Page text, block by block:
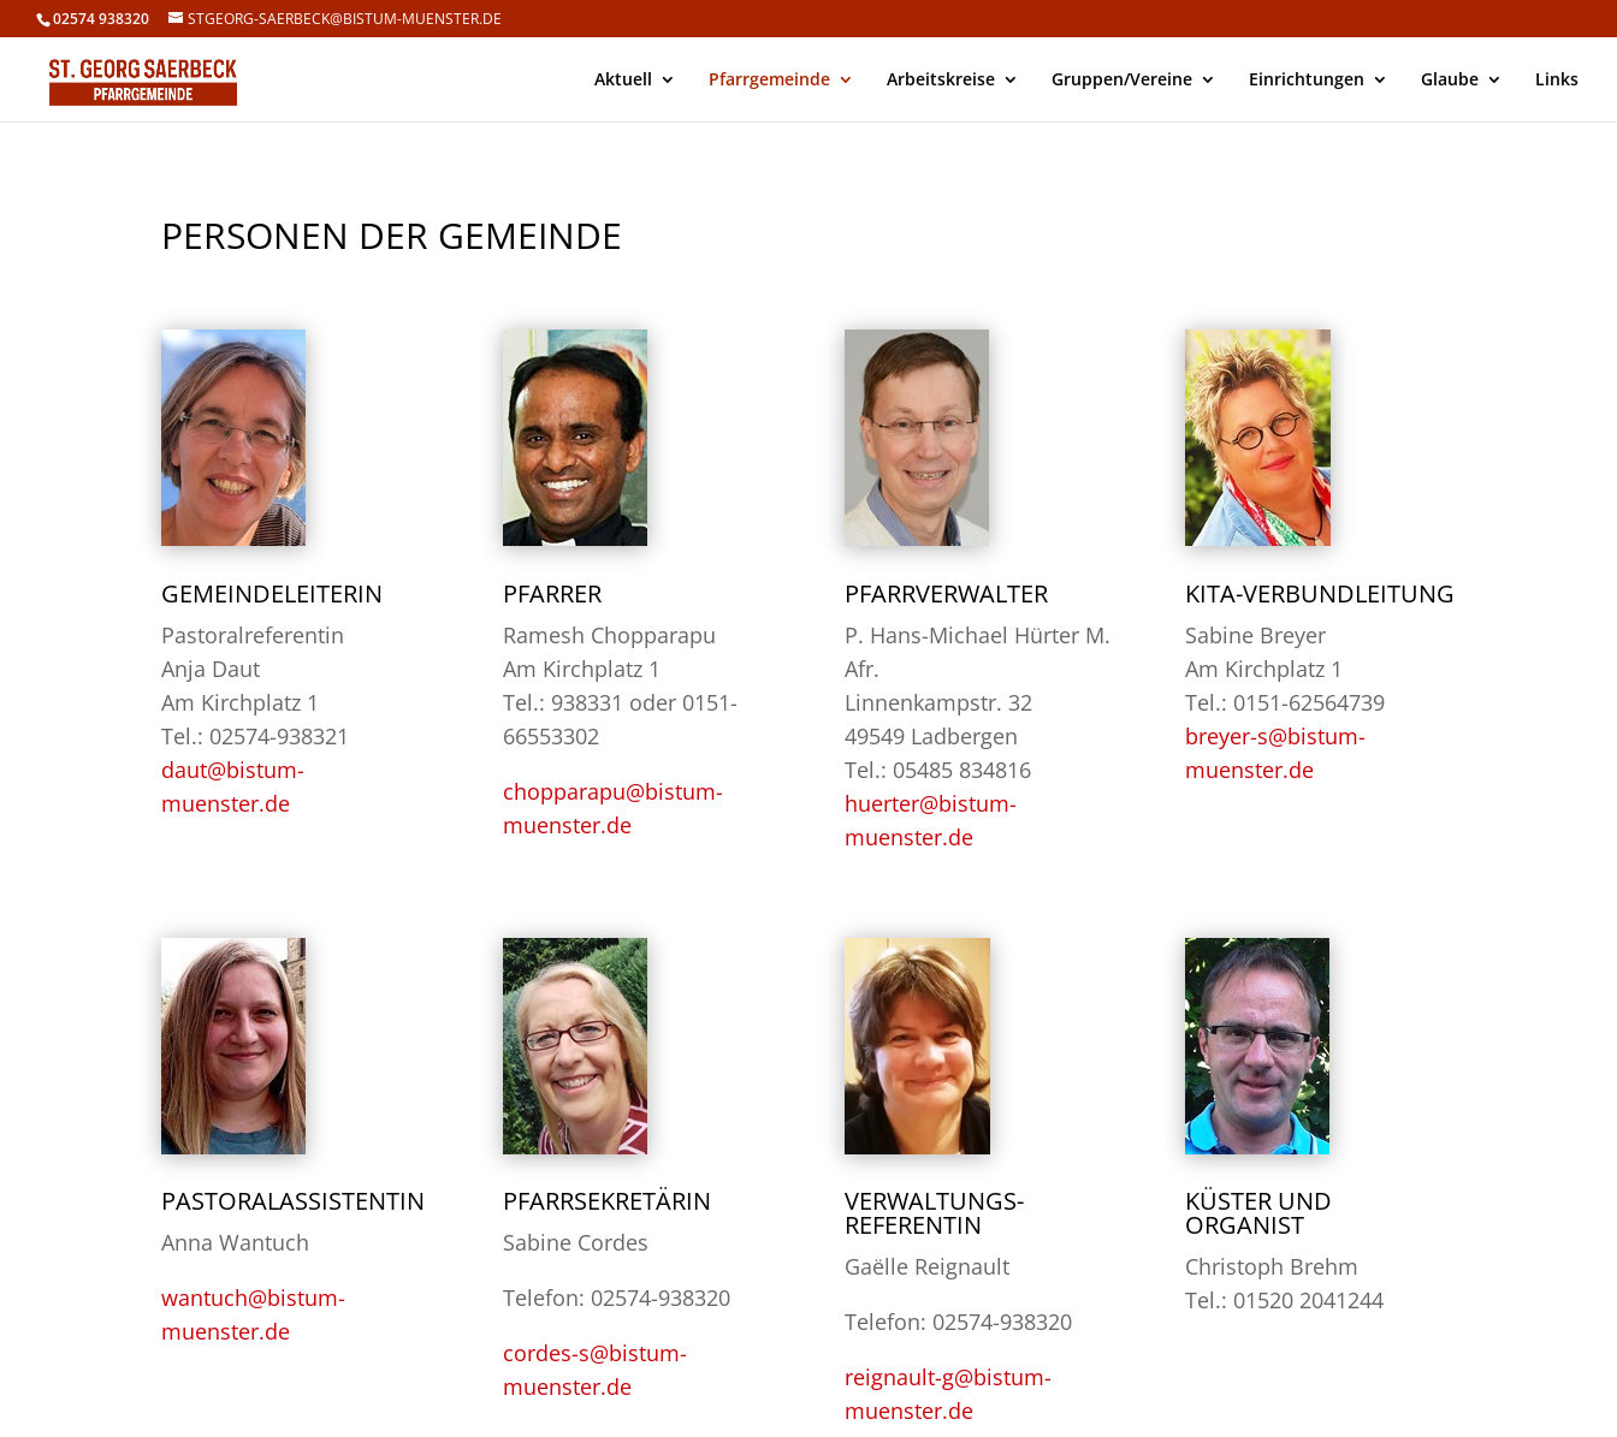
02574 938320 STGEORG-SAERBECK@BISTUM-MUENSTER.DE
Aktuell Pfarrgemeinde Arbeitskreise Gruppen/Vereine Einrichtungen Glaube Links
PERSONEN DER GEMEINDE
GEMEINDELEITERIN
Pastoralreferentin
Anja Daut
Am Kirchplatz 1
Tel.: 02574-938321
daut@bistum-
muenster.de
PFARRER
Ramesh Chopparapu
Am Kirchplatz 1
Tel.: 938331 oder 0151-
66553302
chopparapu@bistum-
muenster.de
PFARRVERWALTER
P. Hans-Michael Hürter M.
Afr.
Linnenkampstr. 32
49549 Ladbergen
Tel.: 05485 834816
huerter@bistum-
muenster.de
KITA-VERBUNDLEITUNG
Sabine Breyer
Am Kirchplatz 1
Tel.: 0151-62564739
breyer-s@bistum-
muenster.de
PASTORALASSISTENTIN
Anna Wantuch
wantuch@bistum-
muenster.de
PFARRSEKRETÄRIN
Sabine Cordes
Telefon: 02574-938320
cordes-s@bistum-
muenster.de
VERWALTUNGS-
REFERENTIN
​Gaëlle Reignault
Telefon: 02574-938320
reignault-g@bistum-
muenster.de
KÜSTER UND
ORGANIST
Christoph Brehm
Tel.: 01520 2041244